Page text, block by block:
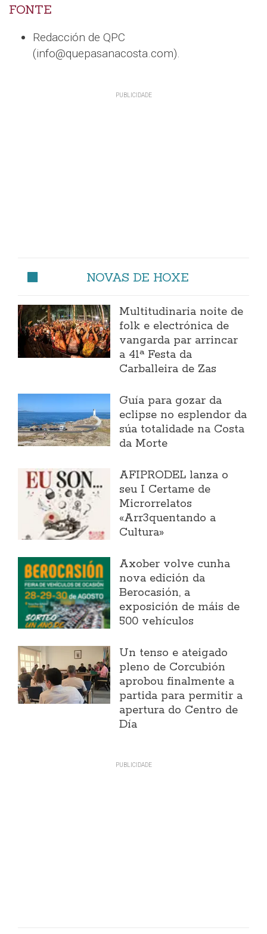
FONTE
Redacción de QPC
(info@quepasanacosta.com).
NOVAS DE HOXE
Multitudinaria noite de
folk e electrónica de
vangarda par arrincar
a 41ª Festa da
Carballeira de Zas
Guía para gozar da
eclipse no esplendor da
súa totalidade na Costa
da Morte
AFIPRODEL lanza o
seu I Certame de
Microrrelatos
«Arr3quentando a
Cultura»
Axober volve cunha
nova edición da
Berocasión, a
exposición de máis de
500 vehículos
Un tenso e ateigado
pleno de Corcubión
aprobou finalmente a
partida para permitir a
apertura do Centro de
Día